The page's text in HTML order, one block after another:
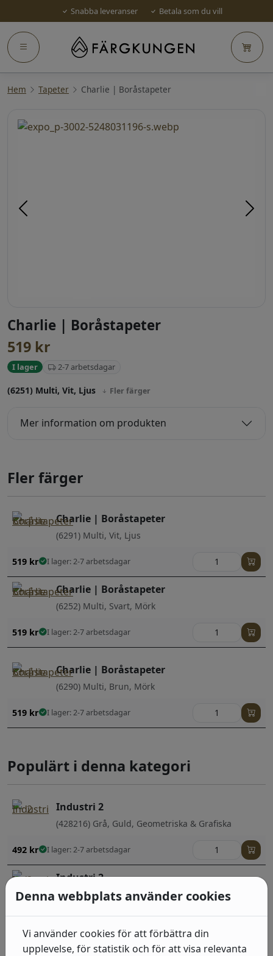
Snabba leveranser Betala som du vill
Hem Tapeter Charlie | Boråstapeter
Föregående
Charlie | Boråstapeter
519 kr
I lager 2-7 arbetsdagar
(6251) Multi, Vit, Ljus Fler färger
Mer information om produkten
Fler färger
Charlie | Boråstapeter
(6291) Multi, Vit, Ljus
519 kr I lager: 2-7 arbetsdagar
Charlie | Boråstapeter
(6252) Multi, Svart, Mörk
519 kr I lager: 2-7 arbetsdagar
Charlie | Boråstapeter
(6290) Multi, Brun, Mörk
519 kr I lager: 2-7 arbetsdagar
Populärt i denna kategori
Industri 2
(428216) Grå, Guld, Geometriska & Grafiska
492 kr I lager: 2-7 arbetsdagar
Industri 2
(428964) Guld, Svart, Sten, betong & trä
Industri 2
Denna webbplats använder cookies
Vi använder cookies för att förbättra din
upplevelse, för statistik och för att visa relevanta